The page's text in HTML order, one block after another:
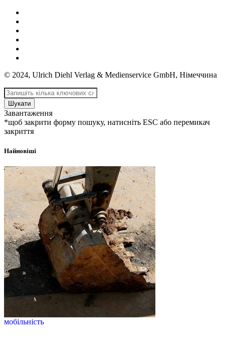
© 2024, Ulrich Diehl Verlag & Medienservice GmbH, Німеччина
Шукати
Завантаження
*щоб закрити форму пошуку, натисніть ESC або перемикач
закриття
Найновіші
мобільність